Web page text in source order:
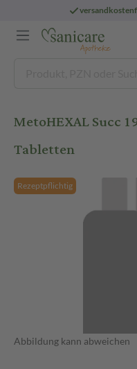
MetoHEXAL Succ
Tabletten
Rezeptpflichtig
Abbildung kann abweichen